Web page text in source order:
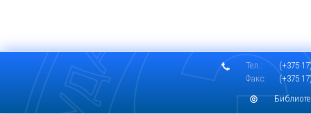
Тел.:
(+375
Факс:
(+375